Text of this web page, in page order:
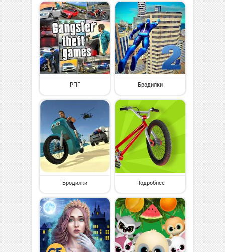
РПГ Бродилки
Бродилки Подробнее